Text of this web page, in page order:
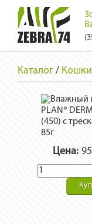
Каталог / Кошки
Цена: